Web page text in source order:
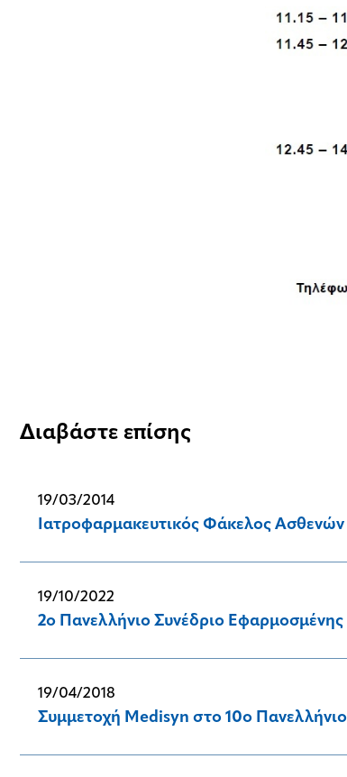
Διαβάστε επίσης
19/03/2014
Ιατροφαρμακευτικός Φάκελος
19/10/2022
2ο Πανελλήνιο Συνέδριο
19/04/2018
Συμμετοχή Medisyn στο 10o